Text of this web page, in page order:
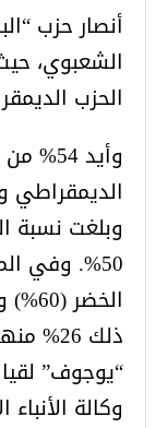
أنصار حزب
الحزب
وأيد
الديمقراطي
وبلغت نسبة
50%. وفي
ذلك
“يوجوف”
وكالة الأنباء